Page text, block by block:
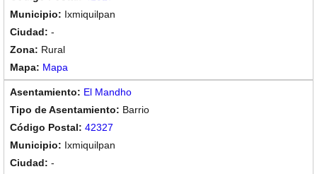
Ixmiquilpan
-
Rural
Mapa
El Mandho
Barrio
42327
Ixmiquilpan
-